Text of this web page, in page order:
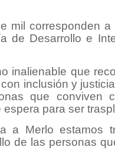
mil corresponden a
de Desarrollo e
inalienable que
inclusión y
que conviven
para ser
a Merlo estamos
de las personas